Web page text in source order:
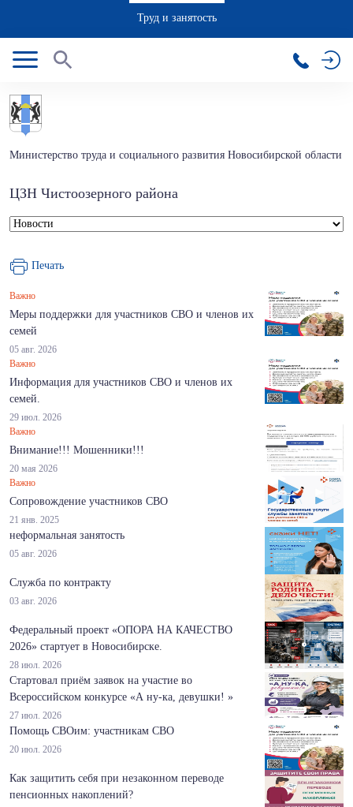
Труд и занятость
Министерство труда и социального развития Новосибирской области
ЦЗН Чистоозерного района
Печать
Важно
Меры поддержки для участников СВО и членов их
семей
05 авг. 2026
Важно
Информация для участников СВО и членов их
семей.
29 июл. 2026
Важно
Внимание!!! Мошенники!!!
20 мая 2026
Важно
Сопровождение участников СВО
21 янв. 2025
неформальная занятость
05 авг. 2026
Служба по контракту
03 авг. 2026
Федеральный проект «ОПОРА НА КАЧЕСТВО
2026» стартует в Новосибирске.
28 июл. 2026
Стартовал приём заявок на участие во
Всероссийском конкурсе «А ну-ка, девушки! »
27 июл. 2026
Помощь СВОим: участникам СВО
20 июл. 2026
Как защитить себя при незаконном переводе
пенсионных накоплений?